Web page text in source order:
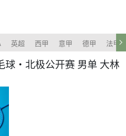
英超 西甲 意甲 德甲 法甲
球・北极公开赛 男单 大林